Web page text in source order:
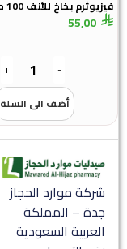
فيزيوثرم بخاخ للأنف 100 مل
55,00
-
+
أضف الى السلة
شركة موارد الحجاز
جدة – المملكة
العربية السعودية